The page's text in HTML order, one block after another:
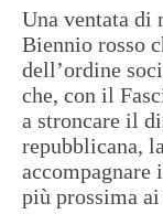
Una ventata di
Biennio rosso
dell’ordine
che, con il
a stroncare il
repubblicana,
accompagnare
più prossima